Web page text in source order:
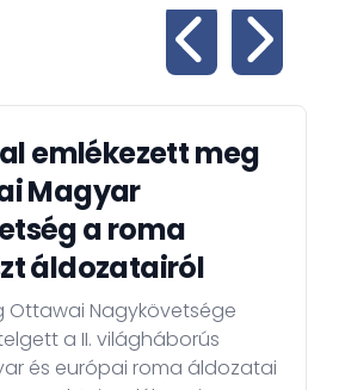
emlékezett meg
Magyar
a roma
áldozatairól
Ottawai Nagykövetsége
a II. világháborús
és európai roma áldozatai